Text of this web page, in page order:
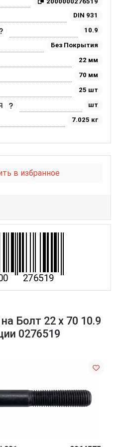
DIN 931
10.9
Без Покрытия
22 мм
70 мм
25 шт
шт
7.025 кг
в избранное
Болт 22 х 70 10.9
0276519